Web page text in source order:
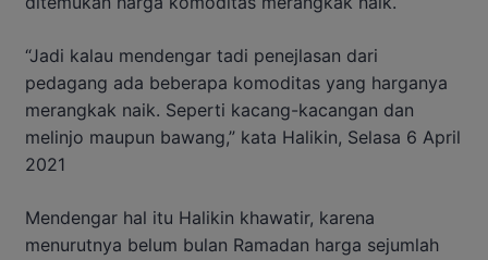
“Jadi kalau mendengar tadi penejlasan dari
pedagang ada beberapa komoditas yang harganya
merangkak naik. Seperti kacang-kacangan dan
melinjo maupun bawang,” kata Halikin, Selasa 6 April
2021
Mendengar hal itu Halikin khawatir, karena
menurutnya belum bulan Ramadan harga sejumlah